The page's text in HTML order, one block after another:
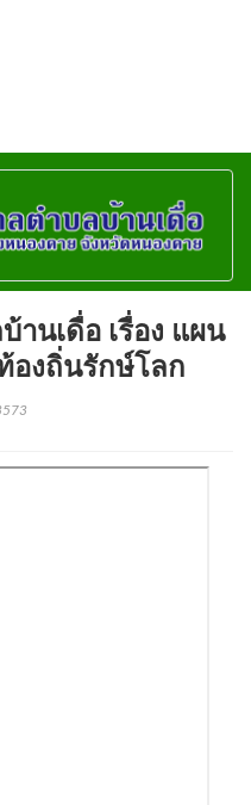
านเดื่อ เรื่อง แผน
องถิ่นรักษ์โลก